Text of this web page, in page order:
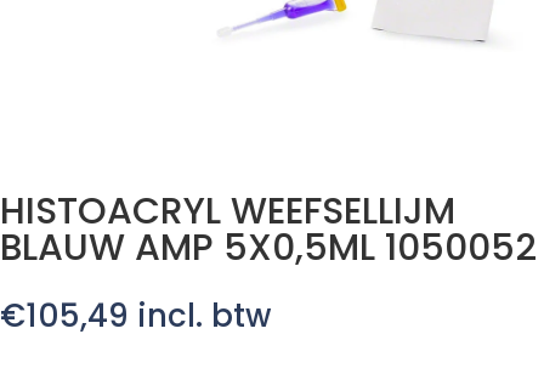
HISTOACRYL WEEFSELLIJM
BLAUW AMP 5X0,5ML 1050052
€105,49 incl. btw